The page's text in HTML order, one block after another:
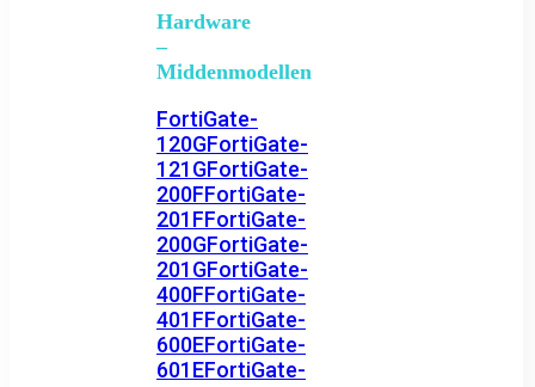
Hardware
–
Middenmodellen
FortiGate-
120GFortiGate-
121GFortiGate-
200FFortiGate-
201FFortiGate-
200GFortiGate-
201GFortiGate-
400FFortiGate-
401FFortiGate-
600EFortiGate-
601EFortiGate-